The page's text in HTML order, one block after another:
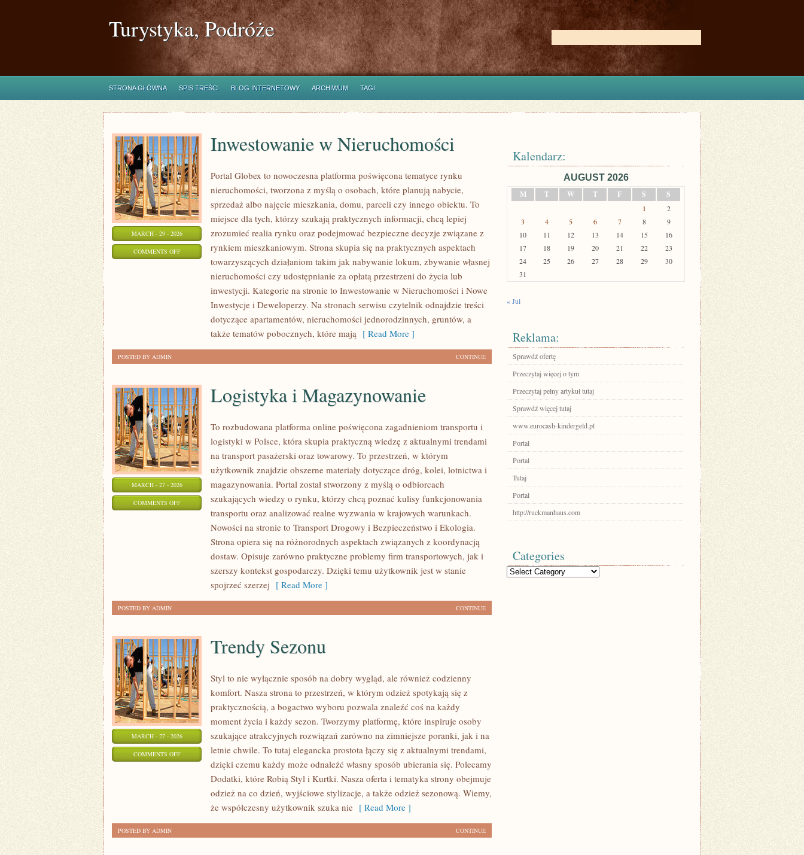
Turystyka, Podróże
STRONA GŁÓWNA SPIS TREŚCI BLOG INTERNETOWY ARCHIWUM TAGI
MARCH - 29 - 2026
COMMENTS OFFON
INWESTOWANIE
NIERUCHOMOŚCI
Inwestowanie w Nieruchomości
Portal Globex to nowoczesna platforma poświęcona tematyce rynku
nieruchomości, tworzona z myślą o osobach, które planują nabycie,
sprzedaż albo najęcie mieszkania, domu, parceli czy innego obiektu. To
miejsce dla tych, którzy szukają praktycznych informacji, chcą lepiej
zrozumieć realia rynku oraz podejmować bezpieczne decyzje związane z
rynkiem mieszkaniowym. Strona skupia się na praktycznych aspektach
towarzyszących działaniom takim jak nabywanie lokum, zbywanie własnej
nieruchomości czy udostępnianie za opłatą przestrzeni do życia lub
inwestycji. Kategorie na stronie to Inwestowanie w Nieruchomości i Nowe
Inwestycje i Deweloperzy. Na stronach serwisu czytelnik odnajdzie treści
dotyczące apartamentów, nieruchomości jednorodzinnych, gruntów, a
także tematów pobocznych, które mają [ Read More ]
CONTINUE
POSTED BY ADMIN
MARCH - 27 - 2026
COMMENTS OFFON
LOGISTYKA
MAGAZYNOWANIE
Logistyka i Magazynowanie
To rozbudowana platforma online poświęcona zagadnieniom transportu i
logistyki w Polsce, która skupia praktyczną wiedzę z aktualnymi trendami
na transport pasażerski oraz towarowy. To przestrzeń, w którym
użytkownik znajdzie obszerne materiały dotyczące dróg, kolei, lotnictwa i
magazynowania. Portal został stworzony z myślą o odbiorcach
szukających wiedzy o rynku, którzy chcą poznać kulisy funkcjonowania
transportu oraz analizować realne wyzwania w krajowych warunkach.
Nowości na stronie to Transport Drogowy i Bezpieczeństwo i Ekologia.
Strona opiera się na różnorodnych aspektach związanych z koordynacją
dostaw. Opisuje zarówno praktyczne problemy firm transportowych, jak i
szerszy kontekst gospodarczy. Dzięki temu użytkownik jest w stanie
spojrzeć szerzej [ Read More ]
CONTINUE
POSTED BY ADMIN
MARCH - 27 - 2026
COMMENTS OFFON
Trendy Sezonu
Styl to nie wyłącznie sposób na dobry wygląd, ale również codzienny
komfort. Nasza strona to przestrzeń, w którym odzież spotykają się z
praktycznością, a bogactwo wyboru pozwala znaleźć coś na każdy
moment życia i każdy sezon. Tworzymy platformę, które inspiruje osoby
szukające atrakcyjnych rozwiązań zarówno na zimniejsze poranki, jak i na
letnie chwile. To tutaj elegancka prostota łączy się z aktualnymi trendami,
dzięki czemu każdy może odnaleźć własny sposób ubierania się. Polecamy
Dodatki, które Robią Styl i Kurtki. Nasza oferta i tematyka strony obejmuje
odzież na co dzień, wyjściowe stylizacje, a także odzież sezonową. Wiemy,
że współczesny użytkownik szuka nie [ Read More ]
CONTINUE
POSTED BY ADMIN
Kalendarz:
AUGUST 2026
M
T W T F S S
1
2
3
4 5 6 7 8
9
10
11 12 13 14 15
16
17
18 19 20 21 22
23
24
25 26 27 28 29
30
31
« Jul
Reklama:
Sprawdź ofertę
Przeczytaj więcej o tym
Przeczytaj pełny artykuł tutaj
Sprawdź więcej tutaj
www.eurocash-kindergeld.pl
Portal
Portal
Tutaj
Portal
http://ruckmanhaus.com
Categories
Categories